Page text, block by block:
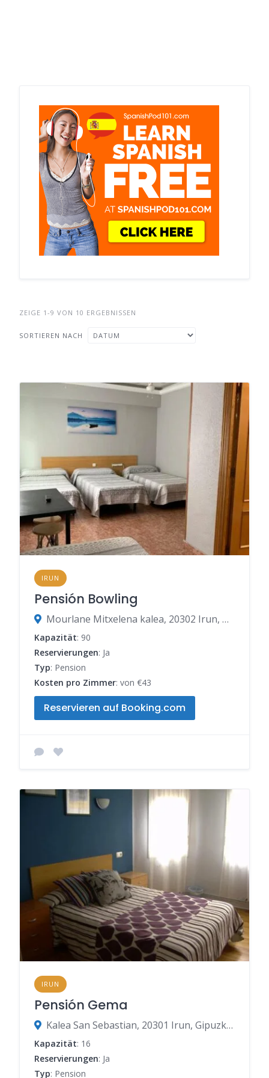
ZEIGE 1-9 VON 10 ERGEBNISSEN
SORTIEREN NACH
IRUN
Pensión Bowling
Mourlane Mitxelena kalea, 20302 Irun, Gipuzkoa, Spanien
Kapazität: 90
Reservierungen: Ja
Typ: Pension
Kosten pro Zimmer: von €43
Reservieren auf Booking.com
IRUN
Pensión Gema
Kalea San Sebastian, 20301 Irun, Gipuzkoa, Spanien
Kapazität: 16
Reservierungen: Ja
Typ: Pension